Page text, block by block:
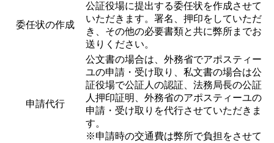
委任状の作成
公証役場に提出する委任状を作成させて
いただきます。署名、押印をしていただ
き、その他の必要書類と共に弊所までお
送りください。
申請代行
公文書の場合は、外務省でアポスティー
ユの申請・受け取り、私文書の場合は公
証役場で公証人の認証、法務局長の公証
人押印証明、外務省のアポスティーユの
申請・受け取りを代行させていただきま
す。
※申請時の交通費は弊所で負担をさせて